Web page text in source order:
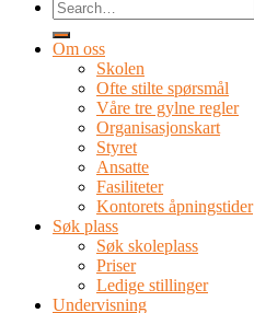
Om oss
Skolen
Ofte stilte spørsmål
Våre tre gylne regler
Organisasjonskart
Styret
Ansatte
Fasiliteter
Kontorets åpningstider
Søk plass
Søk skoleplass
Priser
Ledige stillinger
Undervisning